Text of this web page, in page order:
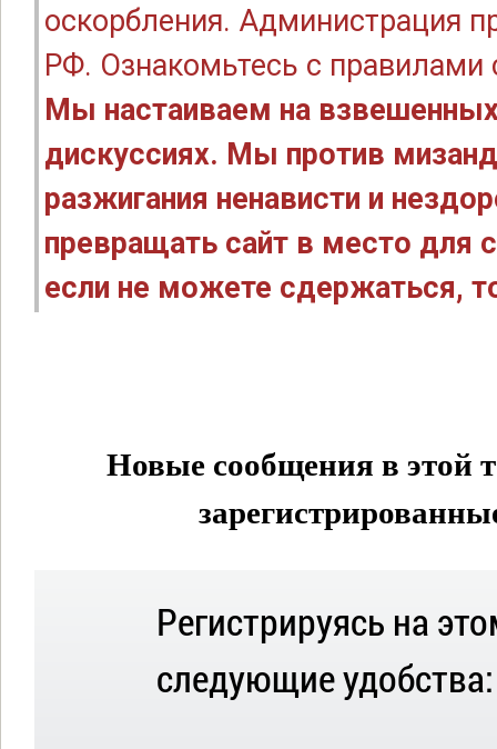
оскорбления. Администрация
РФ. Ознакомьтесь с правилами
Мы настаиваем на
дискуссиях. Мы против
разжигания ненависти и
превращать сайт в место для
если не можете сдержаться,
Новые сообщения в этой
Регистрируясь на
следующие удобства: